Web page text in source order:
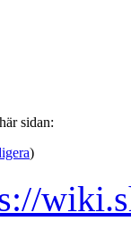
sidan:
)